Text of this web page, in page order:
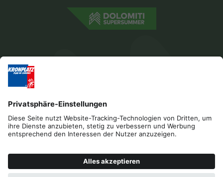
Impressum Datenschutz
Barrierefreiheitserklärung